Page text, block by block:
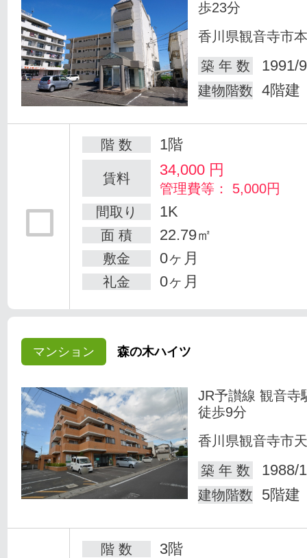
歩23分
香川県観音寺市
築 年 数
1991/
建物階数 4階建
階 数 1階
賃料 34,000 円
管理費等： 5,000円
間取り
1K
面 積 22.79㎡
敷金 0ヶ月
礼金 0ヶ月
マンション 森の木ハイツ
JR予讃線 観音寺
徒歩9分
香川県観音寺市
築 年 数
1988/
建物階数 5階建
階 数 3階